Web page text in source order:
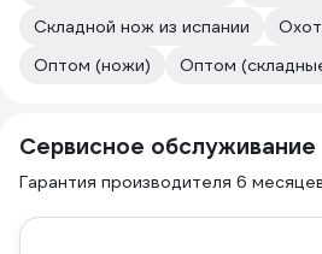
Складной нож из испании
Оптом (ножи)
Оптом
Сервисное обслуживание
Гарантия производителя 6